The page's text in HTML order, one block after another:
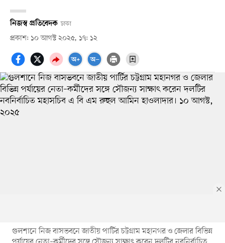
নিজস্ব প্রতিবেদক ঢাকা
প্রকাশ: ১০ আগস্ট ২০২৫, ১৭: ১২
গুলশানে নিজ বাসভবনে জাতীয় পার্টির চট্টগ্রাম মহানগর ও জেলার বিভিন্ন